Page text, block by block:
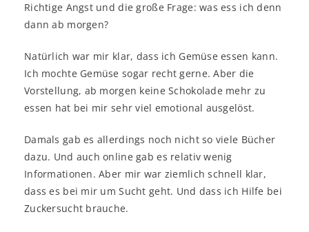
Richtige Angst und die große Frage: was ess ich denn
dann ab morgen?
Natürlich war mir klar, dass ich Gemüse essen kann.
Ich mochte Gemüse sogar recht gerne. Aber die
Vorstellung, ab morgen keine Schokolade mehr zu
essen hat bei mir sehr viel emotional ausgelöst.
Damals gab es allerdings noch nicht so viele Bücher
dazu. Und auch online gab es relativ wenig
Informationen. Aber mir war ziemlich schnell klar,
dass es bei mir um Sucht geht. Und dass ich Hilfe bei
Zuckersucht brauche.